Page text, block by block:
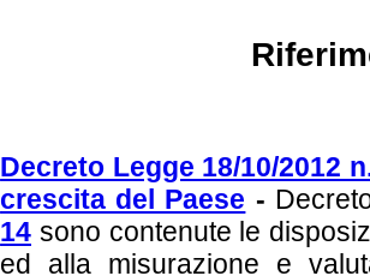
Decreto Legge 18/10/2012
crescita del Paese -
14 sono contenute le
ed alla misurazione e